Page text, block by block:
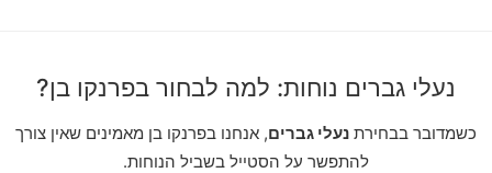
נעלי גברים נוחות: למה לבחור בפרנקו בן?
כשמדובר בבחירת נעלי גברים, אנחנו בפרנקו בן מאמינים שאין צורך
להתפשר על הסטייל בשביל הנוחות.